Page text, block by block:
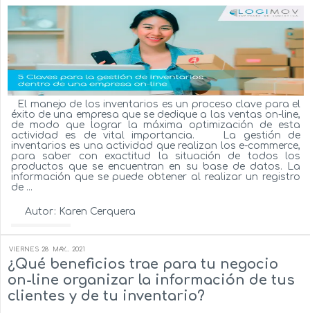
Autor:
Ver más...
Autor:Milton Flórez
Ver más...
El manejo de los inventarios es un proceso clave para el
éxito de una empresa que se dedique a las ventas on-line,
de modo que lograr la máxima optimización de esta
actividad es de vital importancia. La gestión de
inventarios es una actividad que realizan los e-commerce,
para saber con exactitud la situación de todos los
productos que se encuentran en su base de datos. La
información que se puede obtener al realizar un registro
de ...
Autor: Karen Cerquera
VIERNES 28 MAY... 2021
¿Qué beneficios trae para tu negocio
on-line organizar la información de tus
clientes y de tu inventario?